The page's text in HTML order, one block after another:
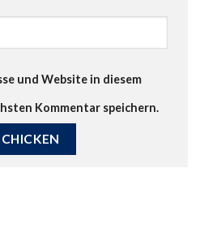
und Website in diesem
Kommentar speichern.